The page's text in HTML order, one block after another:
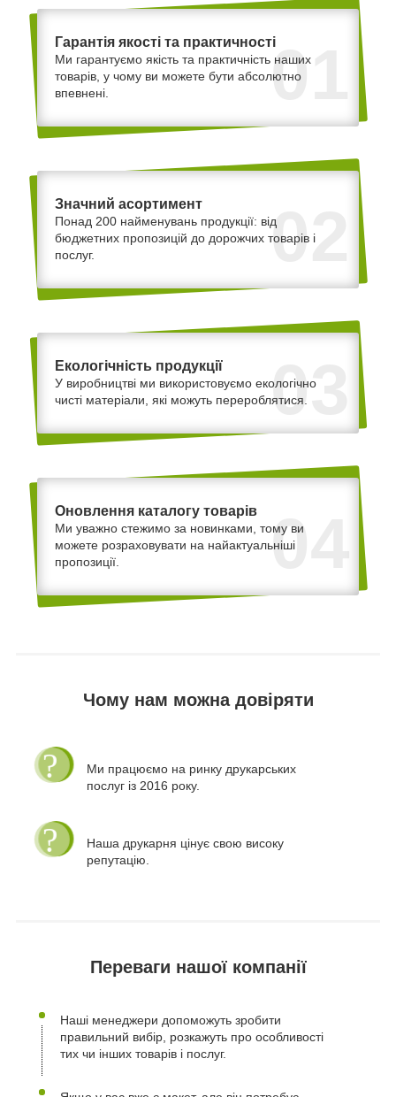
01
Гарантія якості та практичності
Ми гарантуємо якість та практичність наших
товарів, у чому ви можете бути абсолютно
впевнені.
02
Значний асортимент
Понад 200 найменувань продукції: від
бюджетних пропозицій до дорожчих товарів і
послуг.
03
Екологічність продукції
У виробництві ми використовуємо екологічно
чисті матеріали, які можуть перероблятися.
04
Оновлення каталогу товарів
Ми уважно стежимо за новинками, тому ви
можете розраховувати на найактуальніші
пропозиції.
Чому нам можна довіряти
Ми працюємо на ринку друкарських
послуг із 2016 року.
Наша друкарня цінує свою високу
репутацію.
Переваги нашої компанії
Наші менеджери допоможуть зробити
правильний вибір, розкажуть про особливості
тих чи інших товарів і послуг.